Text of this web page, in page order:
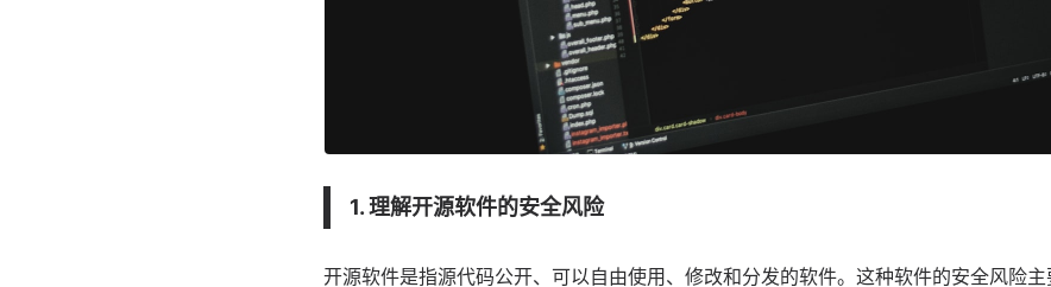
1. 理解开源软件的安全风险
开源软件是指源代码公开、可以自由使用、修改和分发的软件。这种软件的安全风险主